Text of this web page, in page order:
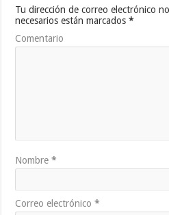
Tu dirección de correo electrónico
necesarios están marcados*
Comentario
Nombre*
Correo electrónico*